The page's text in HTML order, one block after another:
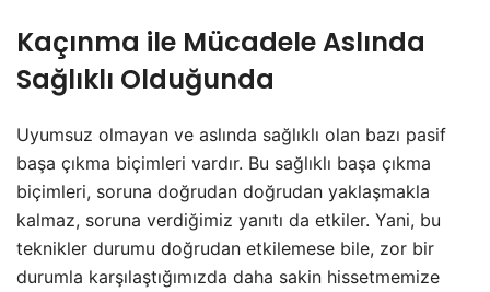
Kaçınma ile Mücadele Aslında
Sağlıklı Olduğunda
Uyumsuz olmayan ve aslında sağlıklı olan bazı pasif
başa çıkma biçimleri vardır. Bu sağlıklı başa çıkma
biçimleri, soruna doğrudan doğrudan yaklaşmakla
kalmaz, soruna verdiğimiz yanıtı da etkiler. Yani, bu
teknikler durumu doğrudan etkilemese bile, zor bir
durumla karşılaştığımızda daha sakin hissetmemize